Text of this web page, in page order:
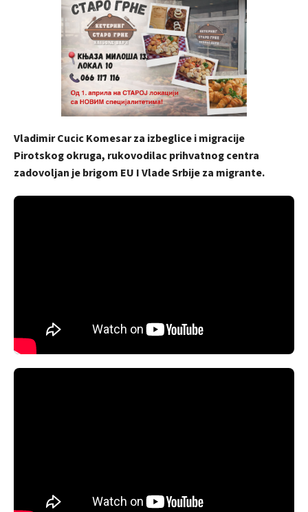
Vladimir Cucic Komesar za izbeglice i migracije
Pirotskog okruga, rukovodilac prihvatnog centra
zadovoljan je brigom EU I Vlade Srbije za migrante.